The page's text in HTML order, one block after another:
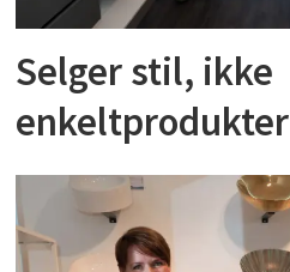
Selger stil, ikke
enkeltprodukter